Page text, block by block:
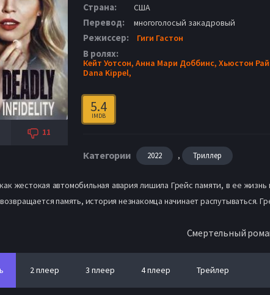
11
Страна: США
Перевод: многоголосый закадровый
Режиссер: Гиги Гастон
В ролях:
Кейт Уотсон, Анна Мари Доббинс, Хьюстон
Dana Kippel,
5.4
IMDB
Категории 2022 , Триллер
жестокая автомобильная авария лишила Грейс памяти, в ее
память, история незнакомца начинает распутываться.
Смертельный
2 плеер 3 плеер 4 плеер Трейлер